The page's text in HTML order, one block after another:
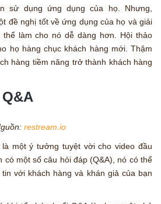
sử dụng ứng dụng của họ. Nhưng,
đề nghị tốt về ứng dụng của họ và giải
làm cho nó dễ dàng hơn. Hội thảo
họ hàng chục khách hàng mới. Thậm
hàng tiềm năng trở thành khách hàng
restream.io
một ý tưởng tuyệt vời cho video đầu
có một số câu hỏi đáp (Q&A), nó có thể
với khách hàng và khán giả của bạn